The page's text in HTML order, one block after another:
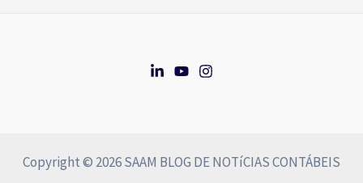
Copyright © 2026 SAAM BLOG DE NOTíCIAS CONTÁBEIS